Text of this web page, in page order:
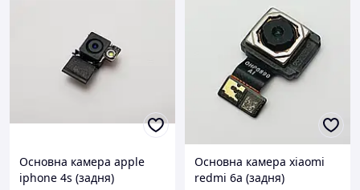
Основна камера apple
iphone 4s (задня)
Основна камера xiaomi
redmi 6a (задня)